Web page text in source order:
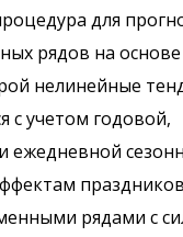
для
рядов на
нелинейные
с учетом годовой,
ежедневной
рядами с